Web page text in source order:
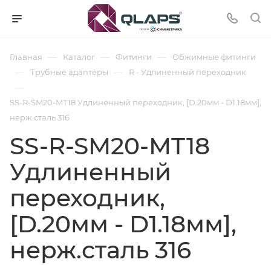
Главная — Каталог — Фитинги — Обжимные фитинги
— Трубные адаптеры — R - Удлиненный переходник
—
SS-R-SM20-MT18 Удлиненный переходник, [D.20мм - D1.18мм],
нерж.сталь 316
SS-R-SM20-MT18
Удлиненный
переходник,
[D.20мм - D1.18мм],
нерж.сталь 316